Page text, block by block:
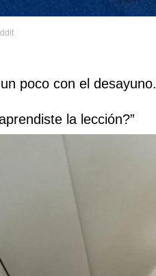
poco con el desayuno.
la lección?”